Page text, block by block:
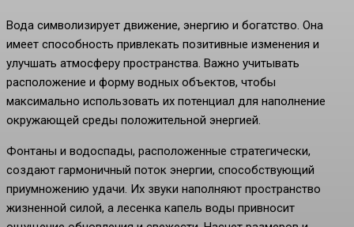
Вода символизирует движение, энергию и богатство. Она
имеет способность привлекать позитивные изменения и
улучшать атмосферу пространства. Важно учитывать
расположение и форму водных объектов, чтобы
максимально использовать их потенциал для наполнение
окружающей среды положительной энергией.
Фонтаны и водоспады, расположенные стратегически,
создают гармоничный поток энергии, способствующий
приумножению удачи. Их звуки наполняют пространство
жизненной силой, а лесенка капель воды привносит